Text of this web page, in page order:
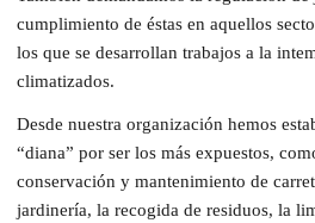
cumplimiento de éstas en aquellos
los que se desarrollan trabajos a la
climatizados.
Desde nuestra organización hemos
“diana” por ser los más expuestos,
conservación y mantenimiento de
jardinería, la recogida de residuos, la